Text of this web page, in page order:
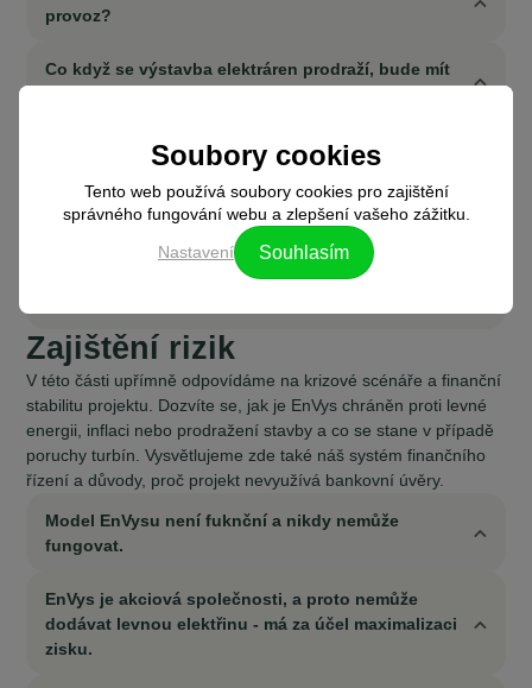
provoz?
Co když se výstavba elektráren prodraží, bude mít
Fond provozu je z procentuální výroby, co když
bude stagflace a ceny servisu porostou?
Je pravda, že si EnVys nemůže půjčit od bank?
Jaké máte finanční řízení? Můžou Vás položit tlaky
Zajištění rizik
V této části upřímně odpovídáme na krizové scénáře a finanční
stabilitu projektu. Dozvíte se, jak je EnVys chráněn proti levné
energii, inflaci nebo prodražení stavby a co se stane v případě
poruchy turbín. Vysvětlujeme zde také náš systém finančního
řízení a důvody, proč projekt nevyužívá bankovní úvěry.
Model EnVysu není fuknční a nikdy nemůže
fungovat.
EnVys je akciová společnosti, a proto nemůže
dodávat levnou elektřinu - má za účel maximalizaci
zisku.
Soubory cookies
Tento web používá soubory cookies pro zajištění
správného fungování webu a zlepšení vašeho zážitku.
Nastavení Souhlasím